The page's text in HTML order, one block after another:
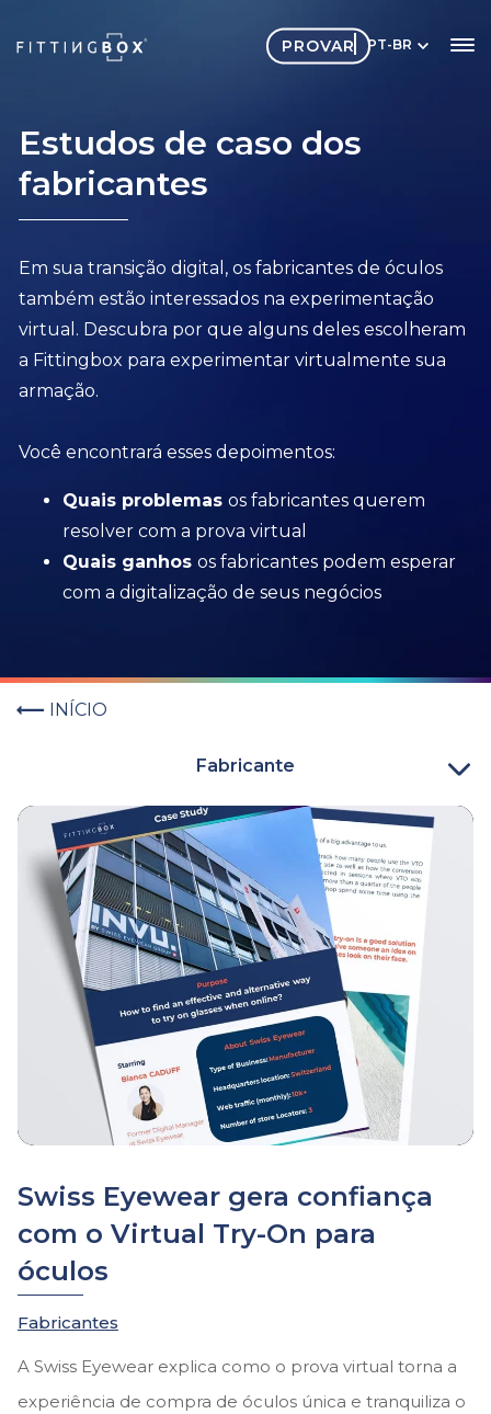
PT-BR
PROVAR
Estudos de caso dos
fabricantes
Em sua transição digital, os fabricantes de óculos
também estão interessados na experimentação
virtual. Descubra por que alguns deles escolheram
a Fittingbox para experimentar virtualmente sua
armação.
Você encontrará esses depoimentos:
Quais problemas os fabricantes querem
resolver com a prova virtual
Quais ganhos os fabricantes podem esperar
com a digitalização de seus negócios
INÍCIO
Fabricante
Swiss Eyewear gera confiança
com o Virtual Try-On para
óculos
Fabricantes
A Swiss Eyewear explica como o prova virtual torna a
experiência de compra de óculos única e tranquiliza o